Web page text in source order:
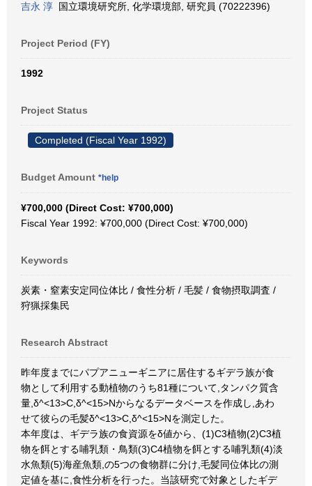
吉永 淳 国立環境研究所, 化学環境部, 研究員 (70222396)
Project Period (FY)
1992
Project Status
Completed (Fiscal Year 1992)
Budget Amount *help
¥700,000 (Direct Cost: ¥700,000)
Fiscal Year 1992: ¥700,000 (Direct Cost: ¥700,000)
Keywords
炭素・窒素安定同位体比 / 食性分析 / 毛髪 / 食物摂取調査 /
狩猟採集民
Research Abstract
昨年度までにパプアニューギニアに居住するギデラ族が食
物として利用する動植物のうち81種について,タンパク質含
量,δ^<13>C,δ^<15>Nからなるデータベースを作成し,あわ
せて彼らの毛髪δ^<13>C,δ^<15>Nを測定した。
本年度は、ギデラ族の食資源をδ値から、(1)C3植物(2)C3植
物を餌とする哺乳類・鳥類(3)C4植物を餌とする哺乳類(4)淡
水魚類(5)海産魚類,の5つの食物群に分け,毛髪同位体比の測
定値を基に,食性分析を行った。当該研究で対象としたギデ